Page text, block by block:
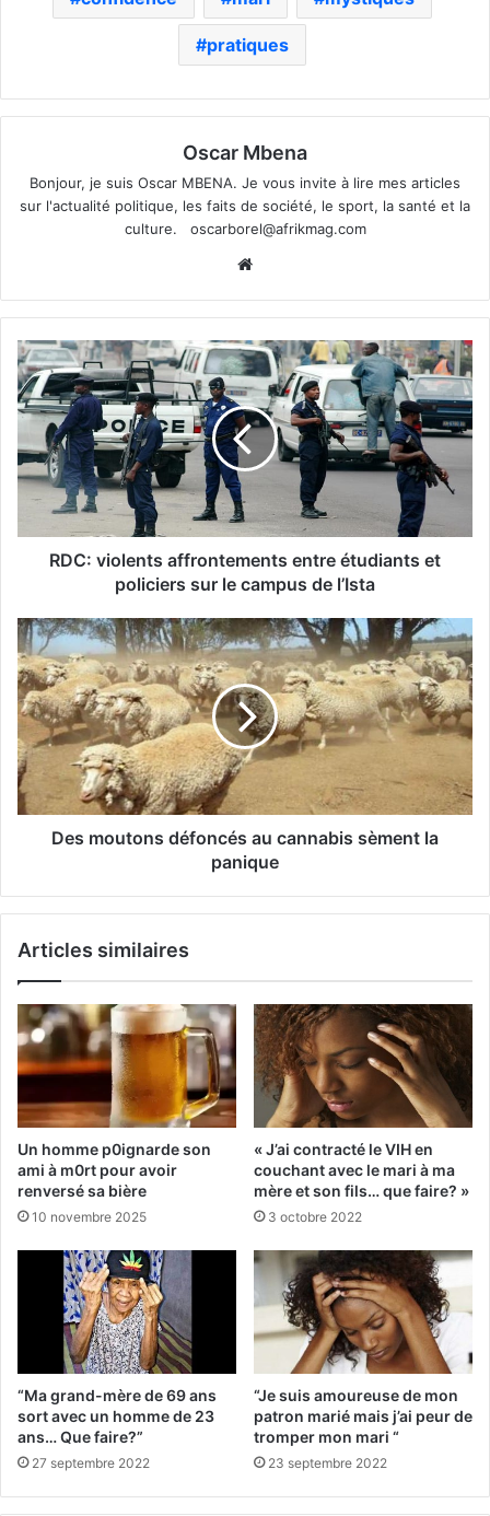
pratiques
Oscar Mbena
Bonjour, je suis Oscar MBENA. Je vous invite à lire mes articles
sur l'actualité politique, les faits de société, le sport, la santé et la
culture. oscarborel@afrikmag.com
RDC: violents affrontements entre étudiants et
policiers sur le campus de l’Ista
Des moutons défoncés au cannabis sèment la
panique
Articles similaires
Un homme p0ignarde son
ami à m0rt pour avoir
renversé sa bière
10 novembre 2025
« J’ai contracté le VIH en
couchant avec le mari à ma
mère et son fils… que faire? »
3 octobre 2022
“Ma grand-mère de 69 ans
sort avec un homme de 23
ans… Que faire?”
27 septembre 2022
“Je suis amoureuse de mon
patron marié mais j’ai peur de
tromper mon mari “
23 septembre 2022